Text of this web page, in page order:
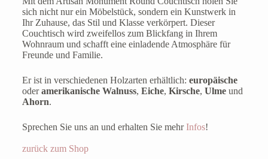
sich nicht nur ein Möbelstück, sondern ein Kunstwerk in
Ihr Zuhause, das Stil und Klasse verkörpert. Dieser
Couchtisch wird zweifellos zum Blickfang in Ihrem
Wohnraum und schafft eine einladende Atmosphäre für
Freunde und Familie.
Er ist in verschiedenen Holzarten erhältlich: europäische
oderamerikanische Walnuss, Eiche, Kirsche, Ulmeund
Ahorn.
Sprechen Sie uns an und erhalten Sie mehr Infos!
zurück zum Shop